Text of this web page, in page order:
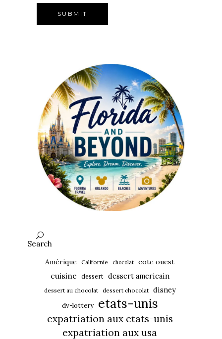
Search
Amérique Californie chocolat cote ouest
cuisine dessert dessert americain
dessert au chocolat dessert chocolat disney
dv-lottery etats-unis
expatriation aux etats-unis
expatriation aux usa